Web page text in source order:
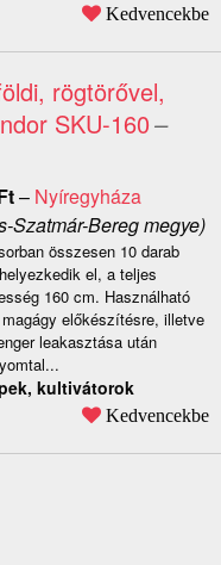
Kedvencekbe
rögtörővel,
SKU-160–
– Nyíregyháza
Szatmár-Bereg megye)
összesen 10 darab
el, a teljes
160 cm. Használható
előkészítésre, illetve
leakasztása után
kultivátorok
Kedvencekbe